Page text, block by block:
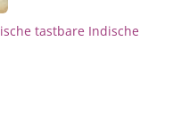
tastbare Indische